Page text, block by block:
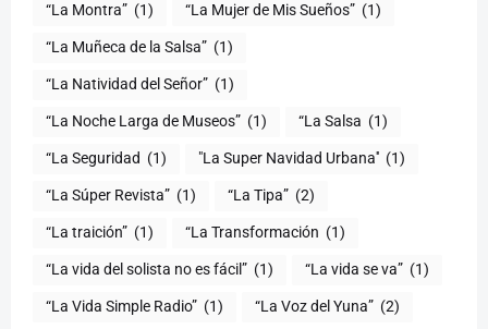
“La Montra” (1) “La Mujer de Mis Sueños” (1)
“La Muñeca de la Salsa” (1)
“La Natividad del Señor” (1)
“La Noche Larga de Museos” (1) “La Salsa (1)
“La Seguridad (1) "La Super Navidad Urbana'' (1)
“La Súper Revista” (1) “La Tipa” (2)
“La traición” (1) “La Transformación (1)
“La vida del solista no es fácil” (1) “La vida se va” (1)
“La Vida Simple Radio” (1) “La Voz del Yuna” (2)